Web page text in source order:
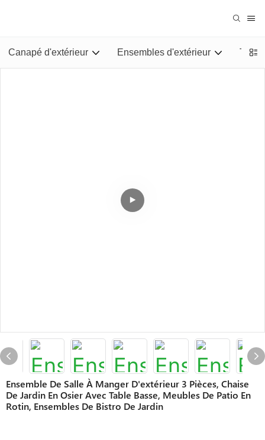
Canapé d'extérieur Ensembles d'extérieur
Ensemble De Salle À Manger D'extérieur 3 Pièces, Chaise
De Jardin En Osier Avec Table Basse, Meubles De Patio En
Rotin, Ensembles De Bistro De Jardin